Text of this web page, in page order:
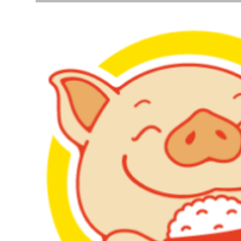
プー
豊中
化してます。